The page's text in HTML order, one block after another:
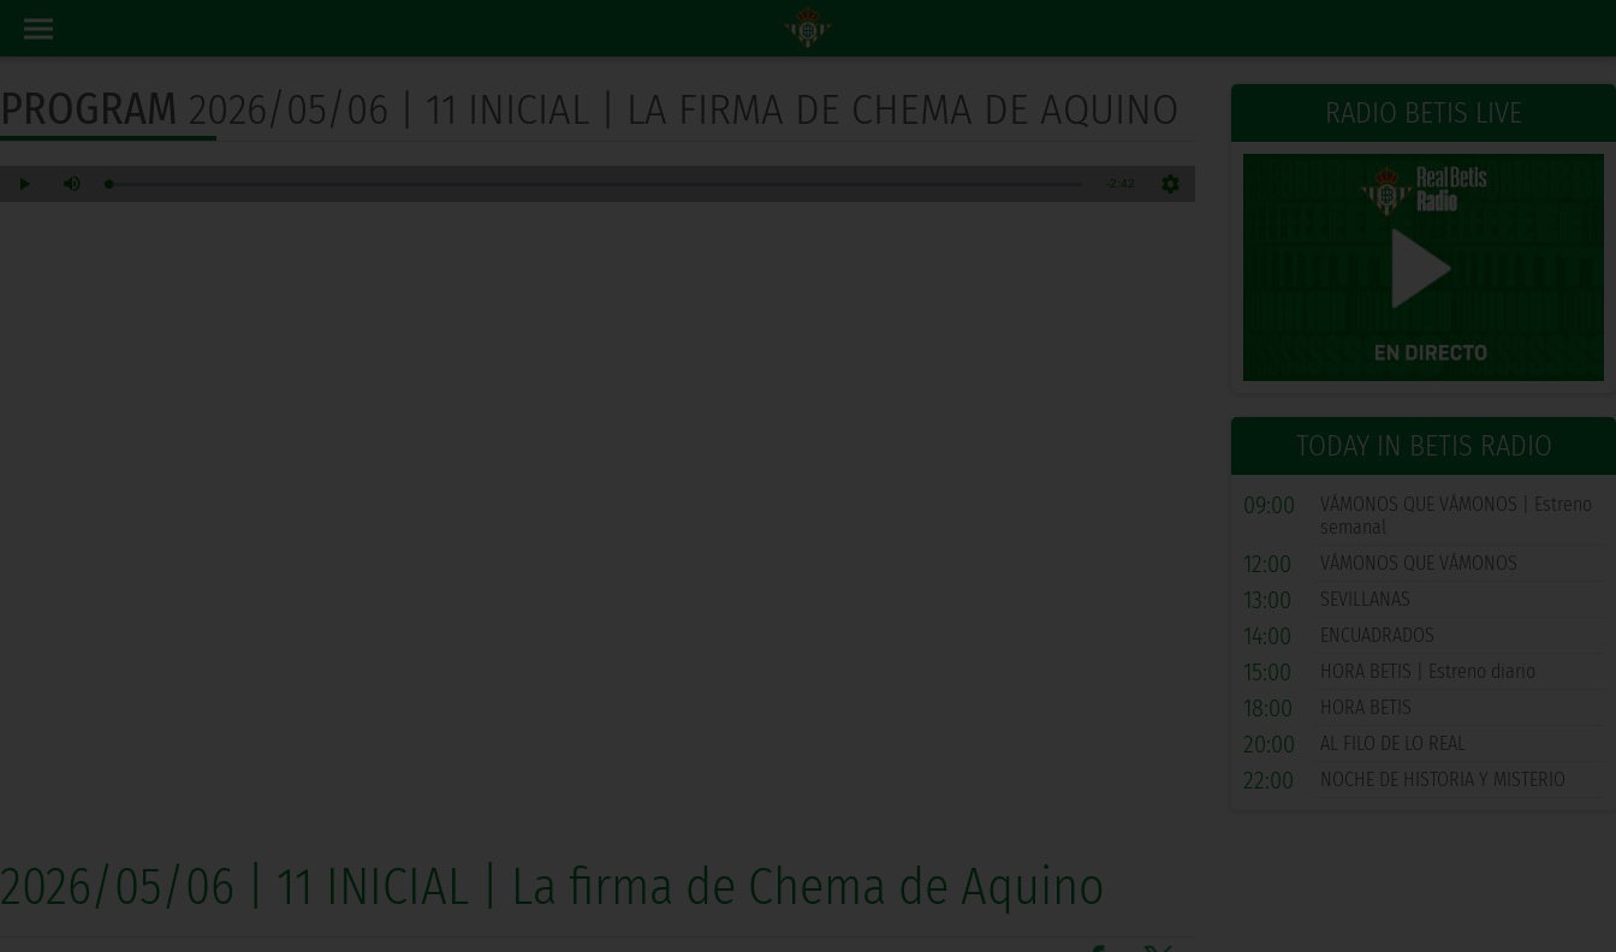
RADIO BETIS LIVE
TODAY IN BETIS RADIO
09:00
VÁMONOS QUE VÁMONOS | Estreno
semanal
12:00 VÁMONOS QUE VÁMONOS
13:00 SEVILLANAS
14:00 ENCUADRADOS
15:00 HORA BETIS | Estreno diario
18:00 HORA BETIS
20:00 AL FILO DE LO REAL
22:00 NOCHE DE HISTORIA Y MISTERIO
PROGRAM 2026/05/06 | 11 INICIAL | LA FIRMA DE CHEMA DE AQUINO
2026/05/06 | 11 INICIAL | La firma de Chema de Aquino